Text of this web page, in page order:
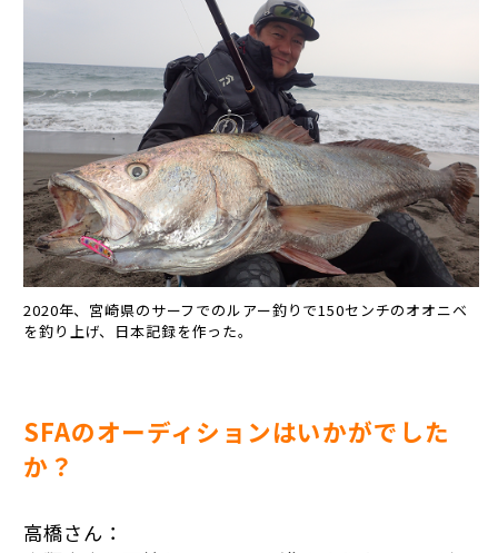
2020年、宮崎県のサーフでのルアー釣りで150センチのオオニベ
を釣り上げ、日本記録を作った。
SFAのオーディションはいかがでした
か？
高橋さん：